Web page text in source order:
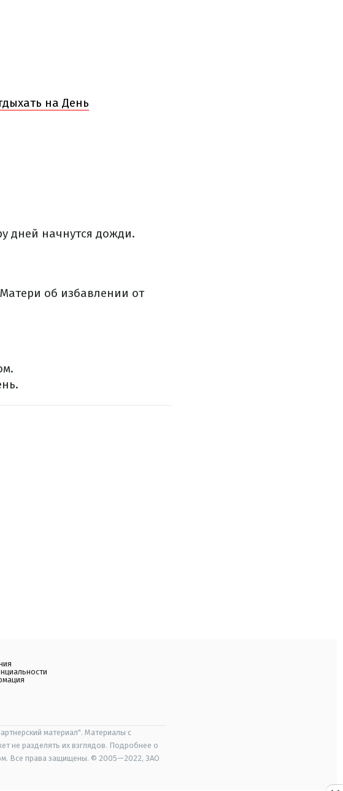
на День
дней начнутся дожди.
об избавлении от
материал". Материалы с
не разделять их взглядов. Подробнее о
Все права защищены. © 2005—2022, ЗАО